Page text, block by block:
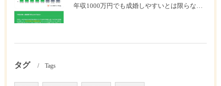
タグ Tags